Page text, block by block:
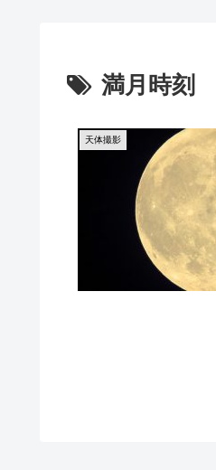
満月時刻
天体撮影